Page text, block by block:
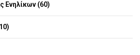
Ενηλίκων (60)